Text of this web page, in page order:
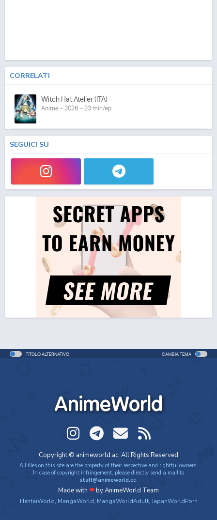
CORRELATI
Witch Hat Atelier (ITA)
Anime - 2026 - 23 min/ep
SEGUICI SU
TITOLO ALTERNATIVO CAMBIA TEMA
AnimeWorld
Copyright © animeworld.ac. All Rights Reserved
All files on this site are the property of their respective and rightful owners.
In case of copyright infringement, please directly send a mail to
staff@animeworld.cc.
Made with ❤by AnimeWorld Team
HentaiWorld, MangaWorld, MangaWorldAdult, JapanWorldPorn